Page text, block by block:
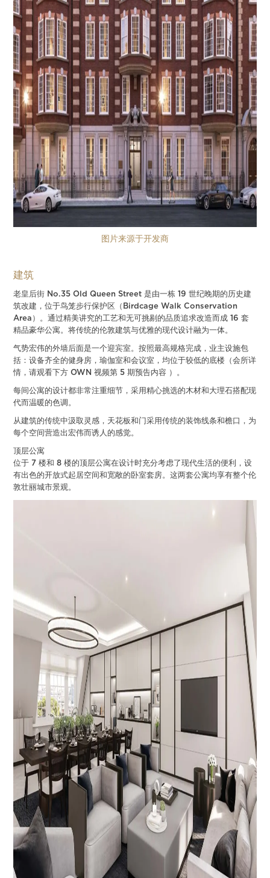
图片来源于开发商
建筑
老皇后街 No.35 Old Queen Street 是由一栋 19 世纪晚期的历史建
筑改建，位于鸟笼步行保护区（Birdcage Walk Conservation
Area）。通过精美讲究的工艺和无可挑剔的品质追求改造而成 16 套
精品豪华公寓。将传统的伦敦建筑与优雅的现代设计融为一体。
气势宏伟的外墙后面是一个迎宾室。按照最高规格完成，业主设施包
括：设备齐全的健身房，瑜伽室和会议室，均位于较低的底楼（会所详
情，请观看下方 OWN 视频第 5 期预告内容 ）。
每间公寓的设计都非常注重细节，采用精心挑选的木材和大理石搭配现
代而温暖的色调。
从建筑的传统中汲取灵感，天花板和门采用传统的装饰线条和檐口，为
每个空间营造出宏伟而诱人的感觉。
顶层公寓
位于 7 楼和 8 楼的顶层公寓在设计时充分考虑了现代生活的便利，设
有出色的开放式起居空间和宽敞的卧室套房。这两套公寓均享有整个伦
敦壮丽城市景观。